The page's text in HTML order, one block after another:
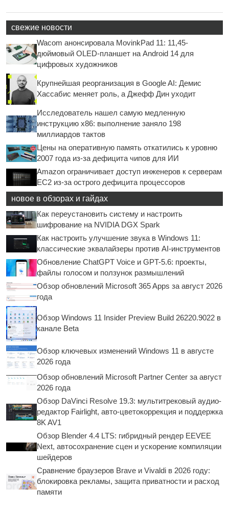
свежие новости
Wacom анонсировала MovinkPad 11: 11,45-
дюймовый OLED-планшет на Android 14 для
цифровых художников
Крупнейшая реорганизация в Google AI: Демис
Хассабис меняет роль, а Джефф Дин уходит
Исследователь нашел самую медленную
инструкцию x86: выполнение заняло 198
миллиардов тактов
Цены на оперативную память откатились к уровню
2007 года из-за дефицита чипов для ИИ
Amazon ограничивает доступ инженеров к серверам
EC2 из-за острого дефицита процессоров
новое в обзорах и гайдах
Как переустановить систему и настроить
шифрование на NVIDIA DGX Spark
Как настроить улучшение звука в Windows 11:
классические эквалайзеры против AI-инструментов
Обновление ChatGPT Voice и GPT-5.6: проекты,
файлы голосом и ползунок размышлений
Обзор обновлений Microsoft 365 Apps за август 2026
года
Обзор Windows 11 Insider Preview Build 26220.9022 в
канале Beta
Обзор ключевых изменений Windows 11 в августе
2026 года
Обзор обновлений Microsoft Partner Center за август
2026 года
Обзор DaVinci Resolve 19.3: мультитрековый аудио-
редактор Fairlight, авто-цветокоррекция и поддержка
8K AV1
Обзор Blender 4.4 LTS: гибридный рендер EEVEE
Next, автосохранение сцен и ускорение компиляции
шейдеров
Сравнение браузеров Brave и Vivaldi в 2026 году:
блокировка рекламы, защита приватности и расход
памяти